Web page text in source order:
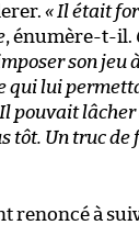
« Il était
, énumère-t-il.
son jeu
qui lui
pouvait
tôt. Un truc de
renoncé à